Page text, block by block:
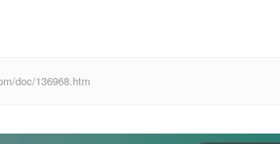
doc/136968.htm